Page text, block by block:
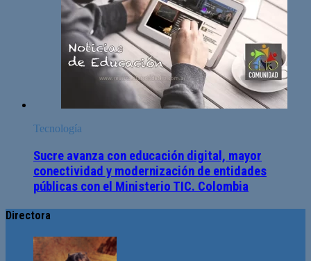
Tecnología
Sucre avanza con educación digital, mayor
conectividad y modernización de entidades
públicas con el Ministerio TIC. Colombia
Directora